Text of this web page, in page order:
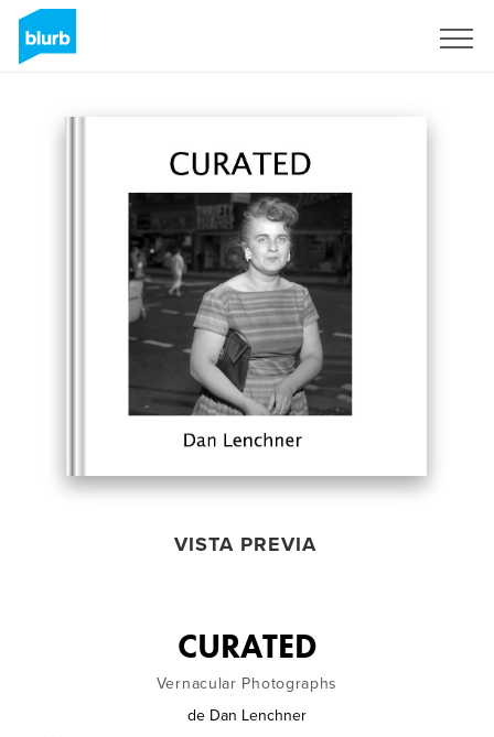
VISTA PREVIA
CURATED
Vernacular Photographs
de Dan Lenchner